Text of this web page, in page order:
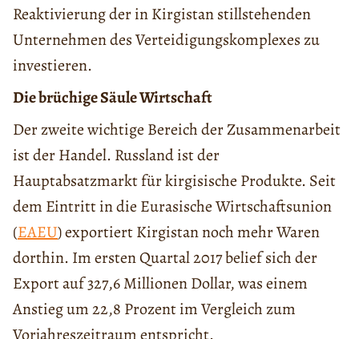
Reaktivierung der in Kirgistan stillstehenden
Unternehmen des Verteidigungskomplexes zu
investieren.
Die brüchige Säule Wirtschaft
Der zweite wichtige Bereich der Zusammenarbeit
ist der Handel. Russland ist der
Hauptabsatzmarkt für kirgisische Produkte. Seit
dem Eintritt in die Eurasische Wirtschaftsunion
(EAEU) exportiert Kirgistan noch mehr Waren
dorthin. Im ersten Quartal 2017 belief sich der
Export auf 327,6 Millionen Dollar, was einem
Anstieg um 22,8 Prozent im Vergleich zum
Vorjahreszeitraum entspricht.